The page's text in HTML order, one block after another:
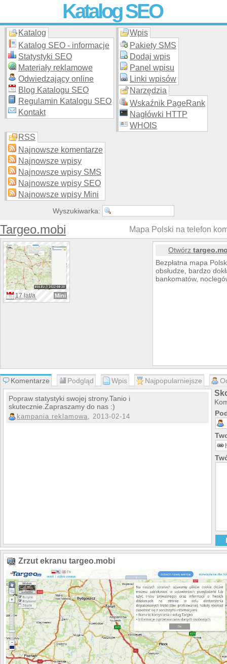
Katalog SEO
Skuteczna i promocja stron WWW –
moderowanego katalogu za darmo!
Katalog
Katalog SEO - informacje
Statystyki SEO
Materiały reklamowe
Odwiedzający online
Blog Katalogu SEO
Regulamin Katalogu SEO
Kontakt
Wpis
Pakiety SMS
Dodaj wpis
Panel wpisu
Linki wpisów
Narzędzia
Wskaźnik PageRank
Nagłówki HTTP
WHOIS
RSS
Najnowsze komentarze
Najnowsze wpisy
Najnowsze wpisy SMS
Najnowsze wpisy SEO
Najnowsze wpisy Mini
Wyszukiwarka:
Targeo.mobi Mapa Polski na telefon
17 lat/a Mini
Otwórz
Bezpłatna mapa
obsłudze, bardzo
bankomatów,
Komentarze Podgląd Wpis Najpopularniejsze
Popraw statystyki swojej strony.Tanio i
skutecznie.Zapraszamy do nas :)
kampania reklamowa, 2013-02-14
Zrzut ekranu targeo.mobi